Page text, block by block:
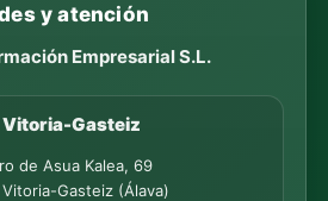
y atención
Empresarial S.L.
Vitoria-Gasteiz
de Asua Kalea, 69
Gasteiz (Álava)